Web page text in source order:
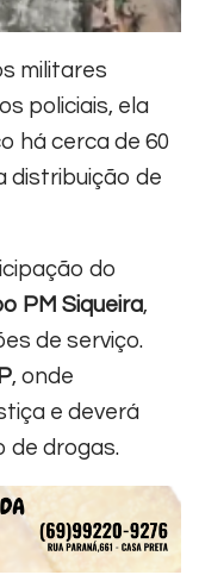
militares
policiais, ela
há cerca de 60
distribuição de
do
PM Siqueira,
de serviço.
, onde
e deverá
de drogas.